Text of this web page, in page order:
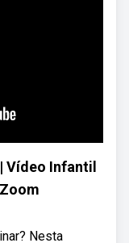
Vídeo Infantil
Nesta